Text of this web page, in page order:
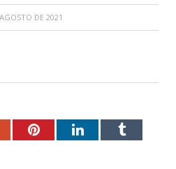
DE 2021
PinterestLinkedInTumblr